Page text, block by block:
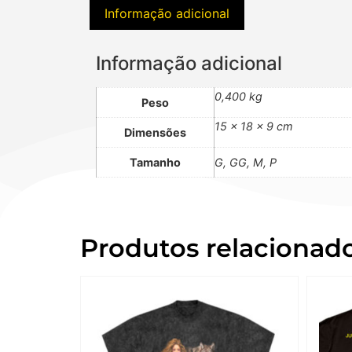
Informação adicional
Informação adicional
Peso 0,400 kg
Dimensões 15 × 18 × 9 cm
Tamanho G, GG, M, P
Produtos